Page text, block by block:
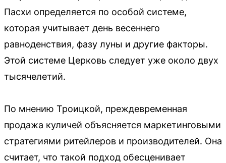
Пасхи определяется по особой системе,
которая учитывает день весеннего
равноденствия, фазу луны и другие факторы.
Этой системе Церковь следует уже около двух
тысячелетий.
По мнению Троицкой, преждевременная
продажа куличей объясняется маркетинговыми
стратегиями ритейлеров и производителей. Она
считает, что такой подход обесценивает